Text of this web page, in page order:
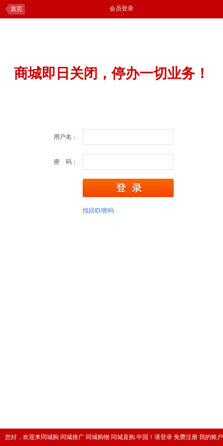
您好，欢迎来同城购 同城推广 同城购物 同城直购.中国！ 请登录 免费注册 我的账户
首页 会员登录
商城即日关闭，停办一切业务！
用户名：
密 码：
找回ID/密码